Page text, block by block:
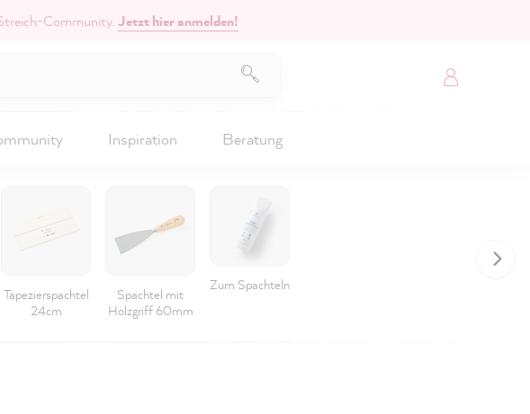
Community.Jetzt hier anmelden!
Inspiration Beratung
Tapezierspachtel
24cm
Spachtel mit
Holzgriff 60mm
Zum Spachteln